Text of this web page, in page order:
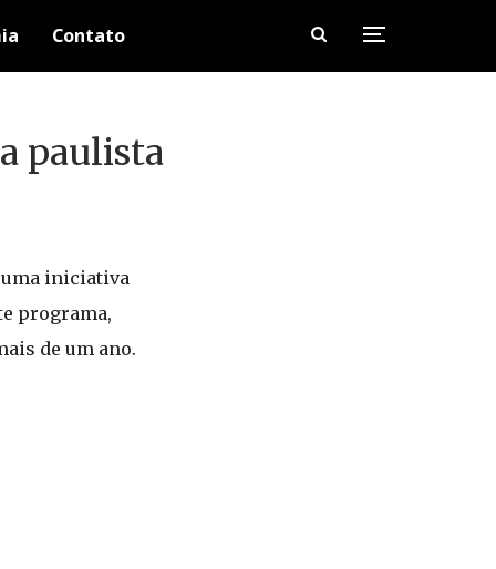
Contato
paulista
uma iniciativa
programa,
de um ano.